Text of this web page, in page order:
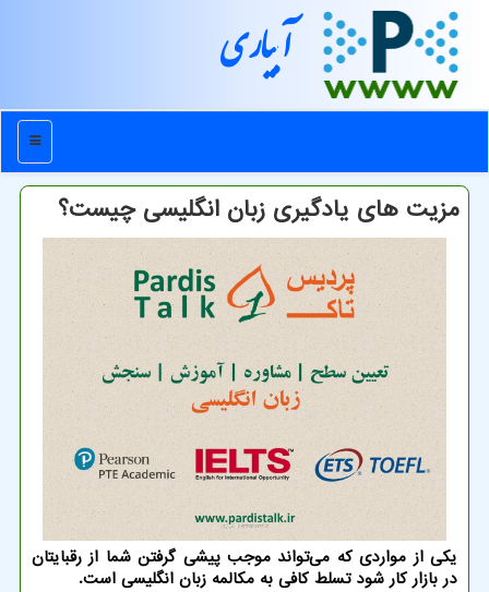
آبیاری
منو
مزیت های یادگیری زبان انگلیسی چیست؟
یکی از مواردی که می‌تواند موجب پیشی گرفتن شما از رقبایتان
در بازار کار شود تسلط کافی به مکالمه زبان انگلیسی است.